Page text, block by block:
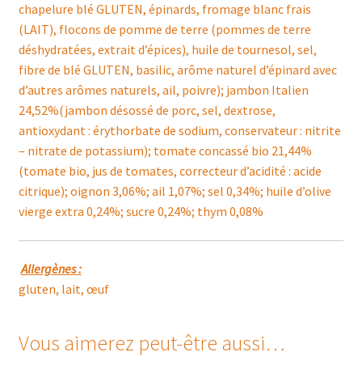
chapelure blé GLUTEN, épinards, fromage blanc frais
(LAIT), flocons de pomme de terre (pommes de terre
déshydratées, extrait d’épices), huile de tournesol, sel,
fibre de blé GLUTEN, basilic, arôme naturel d’épinard avec
d’autres arômes naturels, ail, poivre); jambon Italien
24,52%(jambon désossé de porc, sel, dextrose,
antioxydant : érythorbate de sodium, conservateur : nitrite
– nitrate de potassium); tomate concassé bio 21,44%
(tomate bio, jus de tomates, correcteur d’acidité : acide
citrique); oignon 3,06%; ail 1,07%; sel 0,34%; huile d’olive
vierge extra 0,24%; sucre 0,24%; thym 0,08%
Allergènes :
gluten, lait, œuf
Vous aimerez peut-être aussi…